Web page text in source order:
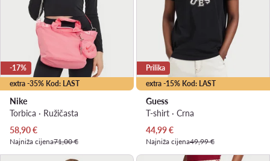
extra -35% Kod: LAST
-17%
Nike
Torbica · Ružičasta
Trenutna cijena
58,90€
Najniža cijena71,00 €
extra -15% Kod: LAST
Prilika
Guess
T-shirt · Crna
Trenutna cijena
44,99€
Najniža cijena49,99 €